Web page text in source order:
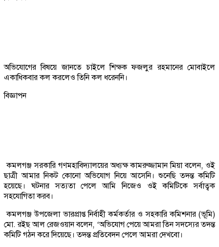
অভিযোগের বিষয়ে জানতে চাইলে শিক্ষক ফজলুর রহমানের মোবাইলে
একাধিকবার কল করলেও তিনি কল ধরেননি।
বিজ্ঞাপন
কমলগঞ্জ সরকারি গণমহাবিদ্যালয়ের অধ্যক্ষ কামরুজ্জামান মিয়া বলেন, ওই
ছাত্রী আমার নিকট কোনো অভিযোগ নিয়ে আসেনি। শুনেছি তদন্ত কমিটি
হয়েছে। ঘটনার সত্যতা পেলে আমি নিজেও ওই কমিটিকে সর্বাত্বক
সহযোগিতা করব।
কমলগঞ্জ উপজেলা ভারপ্রাপ্ত নির্বাহী কর্মকর্তার ও সহকারি কমিশনার (ভূমি)
মো. রইছ আল রেজওয়ান বলেন, ‘অভিযোগ পেয়ে আমরা তিন সদস্যের তদন্ত
কমিটি গঠন করে দিয়েছে। তদন্ত প্রতিবেদন পেলে আমরা দেখবো।